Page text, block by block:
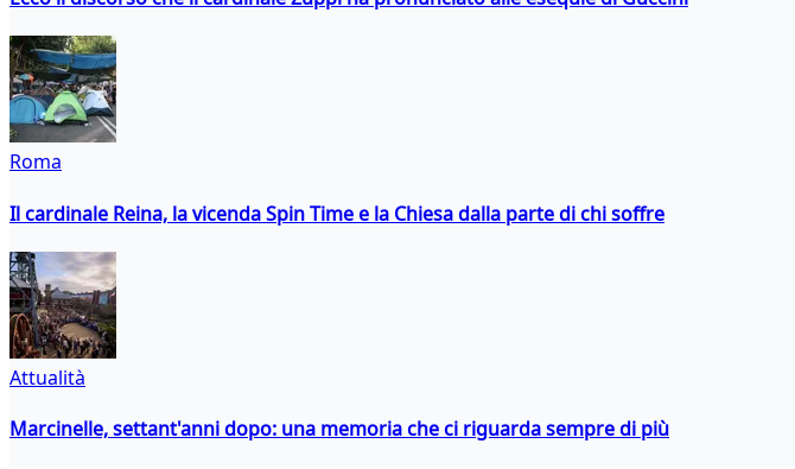
Roma
Il cardinale Reina, la vicenda Spin Time e la Chiesa dalla parte di chi soffre
Attualità
Marcinelle, settant'anni dopo: una memoria che ci riguarda sempre di più